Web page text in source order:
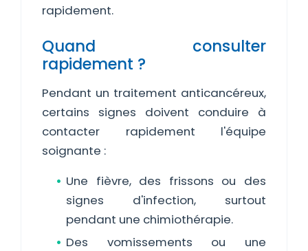
rapidement.
Quand consulter
rapidement ?
Pendant un traitement anticancéreux,
certains signes doivent conduire à
contacter rapidement l'équipe
soignante :
Une fièvre, des frissons ou des
signes d'infection, surtout
pendant une chimiothérapie.
Des vomissements ou une